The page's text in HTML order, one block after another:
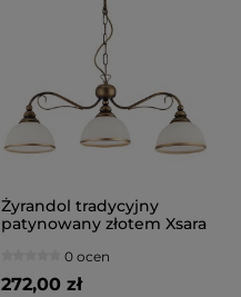
Żyrandol tradycyjny
patynowany złotem Xsara
0 ocen
272,00 zł